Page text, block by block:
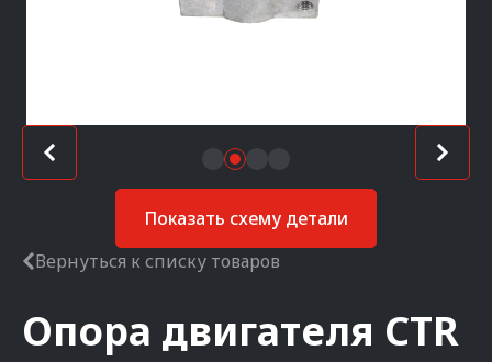
Показать схему детали
Вернуться к списку товаров
Опора двигателя CTR